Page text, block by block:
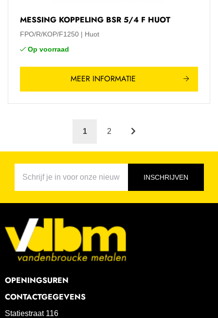
MESSING KOPPELING BSR 5/4 F HUOT
FPO/R/KOP/F1250
Huot
Op voorraad
MEER INFORMATIE
1 2
INSCHRIJVEN
OPENINGSUREN
CONTACTGEGEVENS
Statiestraat 116